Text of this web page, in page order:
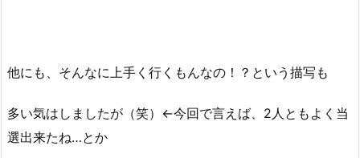
他にも、そんなに上手く行くもんなの！？という描写も
多い気はしましたが（笑）←今回で言えば、2人ともよく当
選出来たね…とか